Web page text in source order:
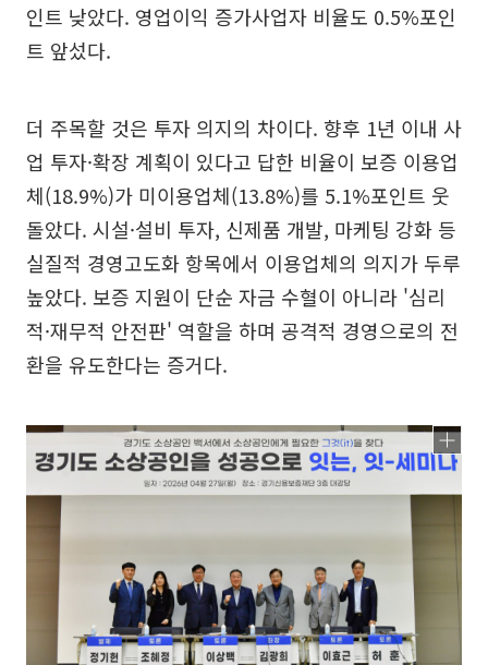
인트 낮았다. 영업이익 증가사업자 비율도 0.5%포인
트 앞섰다.
더 주목할 것은 투자 의지의 차이다. 향후 1년 이내 사
업 투자·확장 계획이 있다고 답한 비율이 보증 이용업
체(18.9%)가 미이용업체(13.8%)를 5.1%포인트 웃
돌았다. 시설·설비 투자, 신제품 개발, 마케팅 강화 등
실질적 경영고도화 항목에서 이용업체의 의지가 두루
높았다. 보증 지원이 단순 자금 수혈이 아니라 '심리
적·재무적 안전판' 역할을 하며 공격적 경영으로의 전
환을 유도한다는 증거다.